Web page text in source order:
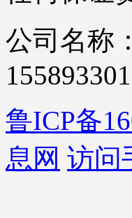
公司名称
鲁ICP备
息网 访问